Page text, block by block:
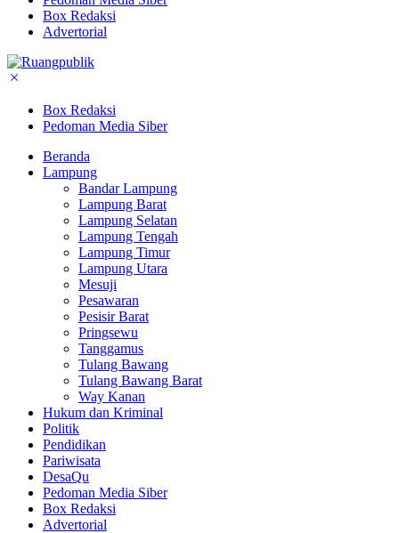
Box Redaksi
Advertorial
Box Redaksi
Pedoman Media Siber
Beranda
Lampung
Bandar Lampung
Lampung Barat
Lampung Selatan
Lampung Tengah
Lampung Timur
Lampung Utara
Mesuji
Pesawaran
Pesisir Barat
Pringsewu
Tanggamus
Tulang Bawang
Tulang Bawang Barat
Way Kanan
Hukum dan Kriminal
Politik
Pendidikan
Pariwisata
DesaQu
Pedoman Media Siber
Box Redaksi
Advertorial